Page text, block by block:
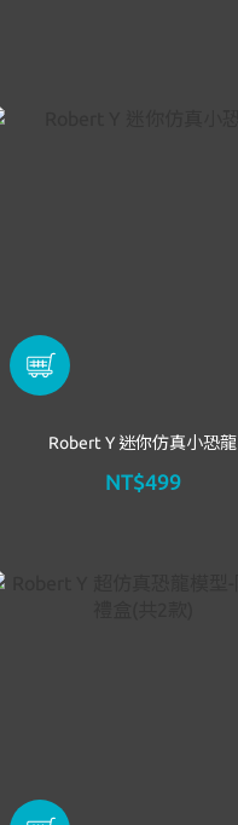
Robert Y 迷你仿真小恐龍
NT$499